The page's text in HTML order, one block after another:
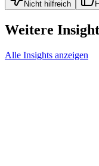
Nicht hilfreich
Weitere
Alle Insights anzeigen